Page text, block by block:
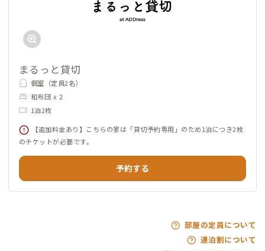
まるっと貸切
個室（定員2名）
和布団 x 2
1泊2枚
【追加料金あり】こちらの家は「貸切予約専用」のため1泊につき2枚
のチケットが必要です。
予約する
部屋の定員について
連泊割について